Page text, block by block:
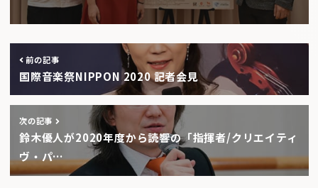
前の記事
国際音楽祭NIPPON 2020 記者会見
次の記事
鈴木優人が2020年度から読響の「指揮者/クリエイティ
ヴ・パ…